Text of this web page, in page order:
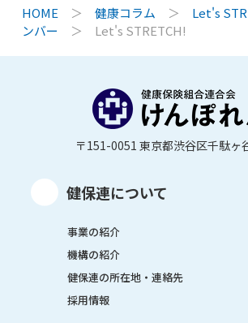
HOME ＞ 健康コラム ＞ Let's
ンバー ＞ Let's STRETCH!
〒151-0051 東京都渋谷区千駄ヶ
健保連について
事業の紹介
機構の紹介
健保連の所在地・連絡先
採用情報